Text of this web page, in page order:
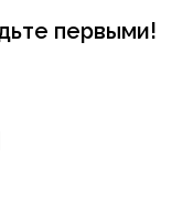
первыми!